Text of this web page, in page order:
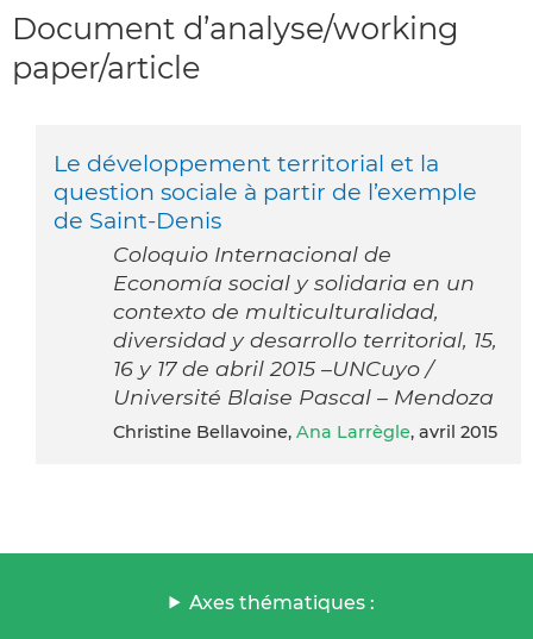
Document d’analyse/working
paper/article
Le développement territorial et la
question sociale à partir de l’exemple
de Saint-Denis
Coloquio Internacional de
Economía social y solidaria en un
contexto de multiculturalidad,
diversidad y desarrollo territorial, 15,
16 y 17 de abril 2015 –UNCuyo /
Université Blaise Pascal – Mendoza
Christine Bellavoine, Ana Larrègle, avril 2015
Axes thématiques :